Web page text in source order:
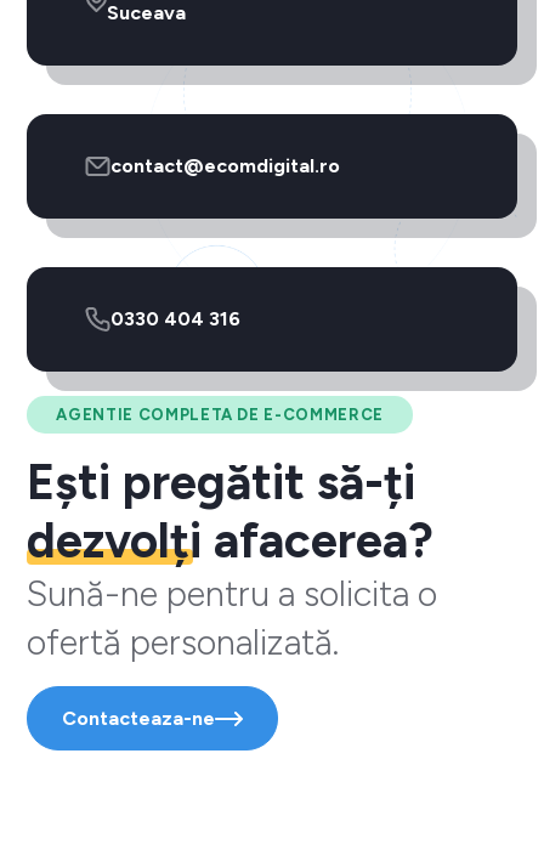
AGENTIE COMPLETA DE E-COMMERCE
Ești pregătit să-ți
dezvolți afacerea?
Sună-ne pentru a solicita o
ofertă personalizată.
Contacteaza-ne
Suceava
contact@ecomdigital.ro
0330 404 316